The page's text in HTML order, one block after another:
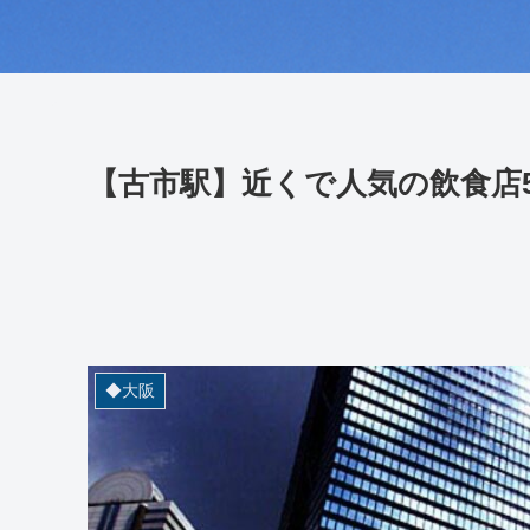
【古市駅】近くで人気の飲食
◆大阪